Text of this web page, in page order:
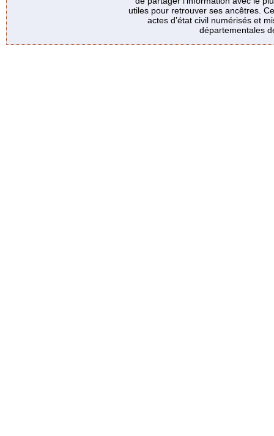
utiles pour retrouver ses ancêtres.
actes d’état civil numérisés et
départementales